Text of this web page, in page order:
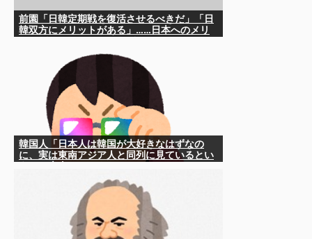
前園「日韓定期戦を復活させるべきだ」「日
韓双方にメリットがある」……日本へのメリ
韓国人「日本人は韓国が大好きなはずなの
に、実は東南アジア人と同列に見ているとい